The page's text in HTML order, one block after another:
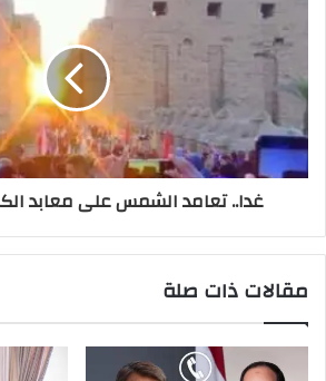
غدا.. تعامد الشمس على معابد
مقالات ذات صلة